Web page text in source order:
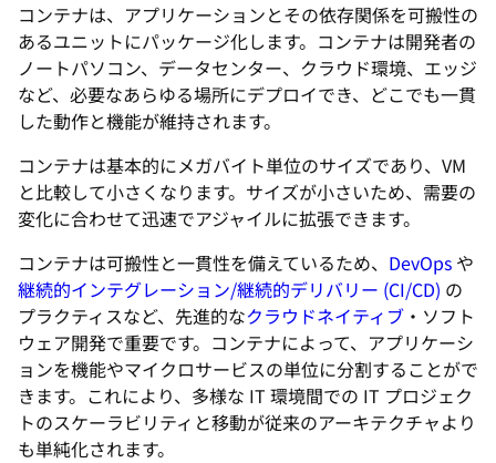
コンテナは、アプリケーションとその依存関係を可搬性の
あるユニットにパッケージ化します。コンテナは開発者の
ノートパソコン、データセンター、クラウド環境、エッジ
など、必要なあらゆる場所にデプロイでき、どこでも一貫
した動作と機能が維持されます。
コンテナは基本的にメガバイト単位のサイズであり、VM
と比較して小さくなります。サイズが小さいため、需要の
変化に合わせて迅速でアジャイルに拡張できます。
コンテナは可搬性と一貫性を備えているため、 DevOps や
継続的インテグレーション/継続的デリバリー (CI/CD) の
プラクティスなど、先進的なクラウドネイティブ ・ソフト
ウェア開発で重要です。コンテナによって、アプリケーシ
ョンを機能やマイクロサービスの単位に分割することがで
きます。これにより、多様な IT 環境間での IT プロジェク
トのスケーラビリティと移動が従来のアーキテクチャより
も単純化されます。